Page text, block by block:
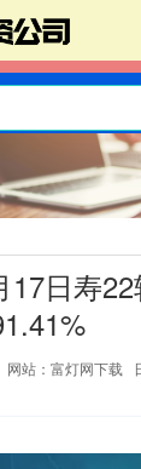
日寿22
网站：富灯网下载